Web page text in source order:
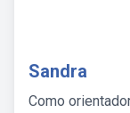
Sandra
Como